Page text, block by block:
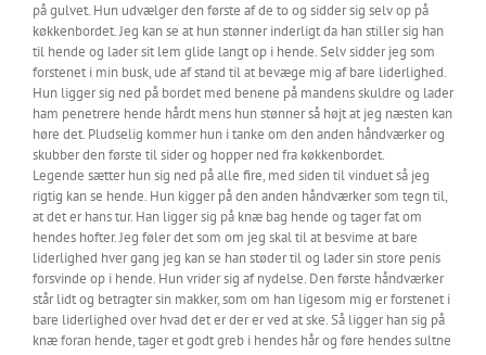
på gulvet. Hun udvælger den første af de to og sidder sig selv op på
køkkenbordet. Jeg kan se at hun stønner inderligt da han stiller sig han
til hende og lader sit lem glide langt op i hende. Selv sidder jeg som
forstenet i min busk, ude af stand til at bevæge mig af bare liderlighed.
Hun ligger sig ned på bordet med benene på mandens skuldre og lader
ham penetrere hende hårdt mens hun stønner så højt at jeg næsten kan
høre det. Pludselig kommer hun i tanke om den anden håndværker og
skubber den første til sider og hopper ned fra køkkenbordet.
Legende sætter hun sig ned på alle fire, med siden til vinduet så jeg
rigtig kan se hende. Hun kigger på den anden håndværker som tegn til,
at det er hans tur. Han ligger sig på knæ bag hende og tager fat om
hendes hofter. Jeg føler det som om jeg skal til at besvime at bare
liderlighed hver gang jeg kan se han støder til og lader sin store penis
forsvinde op i hende. Hun vrider sig af nydelse. Den første håndværker
står lidt og betragter sin makker, som om han ligesom mig er forstenet i
bare liderlighed over hvad det er der er ved at ske. Så ligger han sig på
knæ foran hende, tager et godt greb i hendes hår og føre hendes sultne